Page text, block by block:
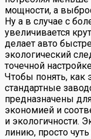
мощности, а
Ну а в случае с
увеличивается
делает авто
экологический
точечной
Чтобы понять, как
стандартные
предназначены
экономией и
и экологичности.
линию, просто